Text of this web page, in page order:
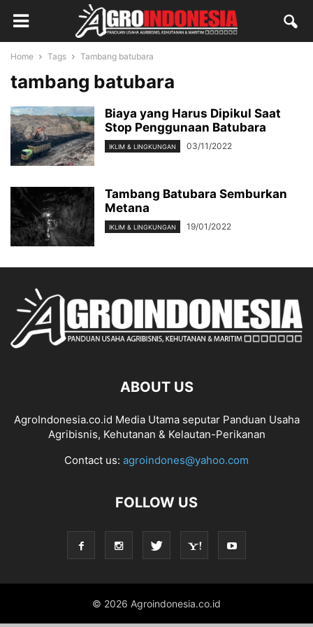
Home Tags Tambang batubara
tambang batubara
Biaya yang Harus Dipikul Saat
Stop Penggunaan Batubara
IKLIM & LINGKUNGAN 03/11/2022
Tambang Batubara Semburkan
Metana
IKLIM & LINGKUNGAN 19/01/2022
ABOUT US
AgroIndonesia.co.id Media Utama seputar Panduan Usaha
Agribisnis, Kehutanan & Kelautan-Perikanan
Contact us: agroindones@yahoo.com
FOLLOW US
© 2026 Agroindonesia.co.id